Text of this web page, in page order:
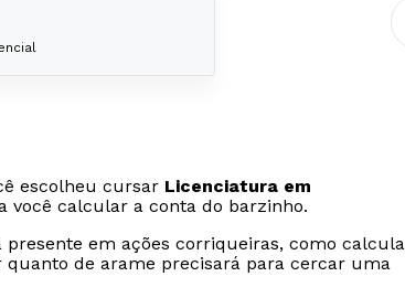
escolheu cursar Licenciatura em
você calcular a conta do barzinho.
em ações corriqueiras, como
de arame precisará para cercar uma